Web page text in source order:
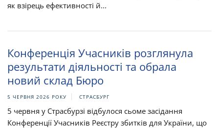
як взірець ефективності й...
Конференція Учасників розглянула
результати діяльності та обрала
новий склад Бюро
5 ЧЕРВНЯ 2026 РОКУ СТРАСБУРГ
5 червня у Страсбурзі відбулося сьоме засідання
Конференції Учасників Реєстру збитків для України, що